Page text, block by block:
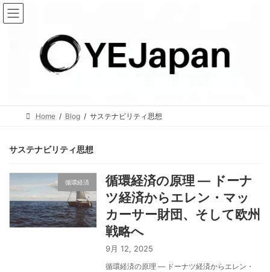
コ
ン
ナ
ビ
Home Blog サステナビリティ思想
サステナビリティ思想
循環経済
循環経済の原理 ― ドーナ
ツ経済からエレン・マッ
カーサー財団、そして欧州
戦略へ
9月 12, 2025
循環経済の原理 ― ドーナツ経済からエレン・